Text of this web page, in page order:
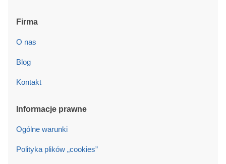
Firma
O nas
Blog
Kontakt
Informacje prawne
Ogólne warunki
Polityka plików „cookies”